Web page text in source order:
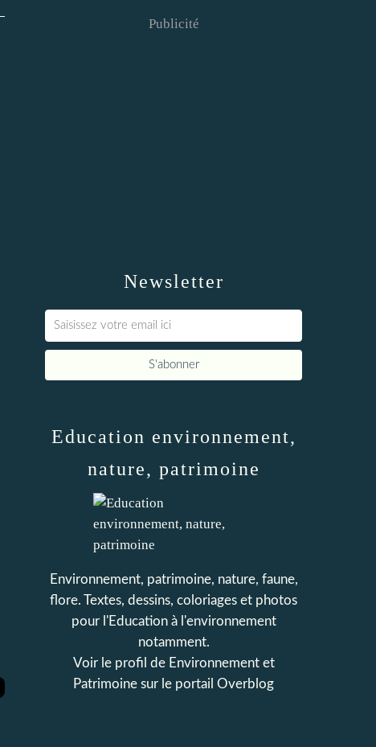
Newsletter
Publicité
Education environnement,
nature, patrimoine
Environnement, patrimoine, nature, faune,
flore. Textes, dessins, coloriages et photos
pour l'Education à l'environnement
notamment.
Voir le profil de Environnement et
Patrimoine sur le portail Overblog